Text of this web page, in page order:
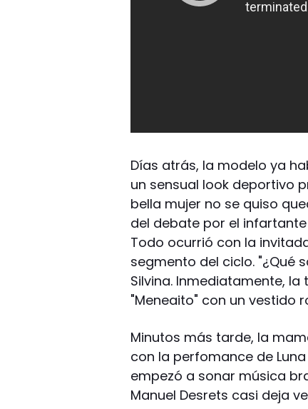
Días atrás, la modelo ya
un sensual look deportivo
bella mujer no se quiso
del debate por el
Todo ocurrió con la
segmento del ciclo. "¿Qué
Silvina. Inmediatamente,
"Meneaito" con un vestido
Minutos más tarde, la
con la perfomance de
empezó a sonar música
Manuel Desrets casi deja